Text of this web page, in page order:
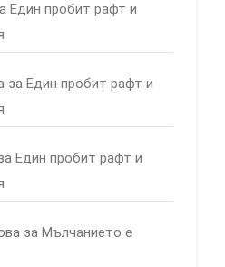
Един пробит рафт и
за Един пробит рафт и
Един пробит рафт и
за Мълчанието е